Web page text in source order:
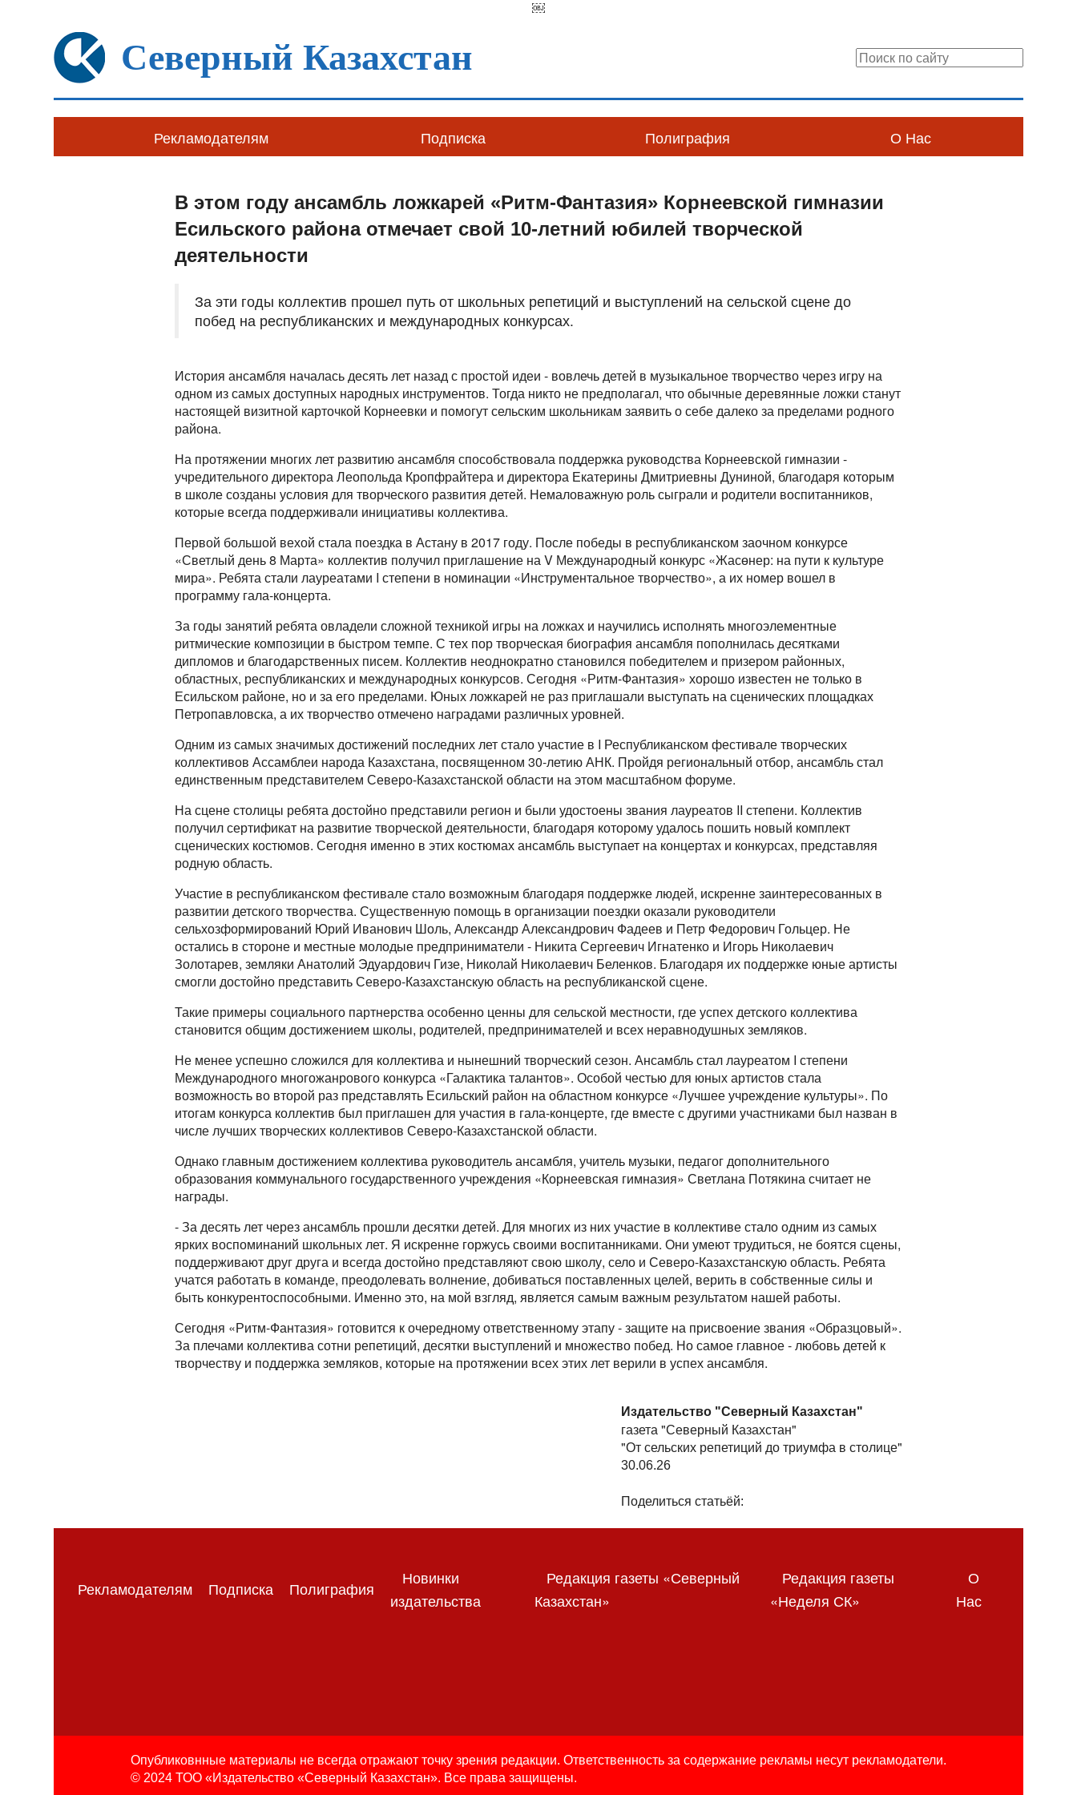
￼
Северный Казахстан
Рекламодателям Подписка Полиграфия О Нас
В этом году ансамбль ложкарей «Ритм-Фантазия» Корнеевской гимназии
Есильского района отмечает свой 10-летний юбилей творческой
деятельности
За эти годы коллектив прошел путь от школьных репетиций и выступлений на сельской сцене до
побед на республиканских и международных конкурсах.
История ансамбля началась десять лет назад с простой идеи - вовлечь детей в музыкальное творчество через игру на
одном из самых доступных народных инструментов. Тогда никто не предполагал, что обычные деревянные ложки станут
настоящей визитной карточкой Корнеевки и помогут сельским школьникам заявить о себе далеко за пределами родного
района.
На протяжении многих лет развитию ансамбля способствовала поддержка руководства Корнеевской гимназии -
учредительного директора Леопольда Кропфрайтера и директора Екатерины Дмитриевны Дуниной, благодаря которым
в школе созданы условия для творческого развития детей. Немаловажную роль сыграли и родители воспитанников,
которые всегда поддерживали инициативы коллектива.
Первой большой вехой стала поездка в Астану в 2017 году. После победы в республиканском заочном конкурсе
«Светлый день 8 Марта» коллектив получил приглашение на V Международный конкурс «Жасөнер: на пути к культуре
мира». Ребята стали лауреатами I степени в номинации «Инструментальное творчество», а их номер вошел в
программу гала-концерта.
За годы занятий ребята овладели сложной техникой игры на ложках и научились исполнять многоэлементные
ритмические композиции в быстром темпе. С тех пор творческая биография ансамбля пополнилась десятками
дипломов и благодарственных писем. Коллектив неоднократно становился победителем и призером районных,
областных, республиканских и международных конкурсов. Сегодня «Ритм-Фантазия» хорошо известен не только в
Есильском районе, но и за его пределами. Юных ложкарей не раз приглашали выступать на сценических площадках
Петропавловска, а их творчество отмечено наградами различных уровней.
Одним из самых значимых достижений последних лет стало участие в I Республиканском фестивале творческих
коллективов Ассамблеи народа Казахстана, посвященном 30-летию АНК. Пройдя региональный отбор, ансамбль стал
единственным представителем Северо-Казахстанской области на этом масштабном форуме.
На сцене столицы ребята достойно представили регион и были удостоены звания лауреатов II степени. Коллектив
получил сертификат на развитие творческой деятельности, благодаря которому удалось пошить новый комплект
сценических костюмов. Сегодня именно в этих костюмах ансамбль выступает на концертах и конкурсах, представляя
родную область.
Участие в республиканском фестивале стало возможным благодаря поддержке людей, искренне заинтересованных в
развитии детского творчества. Существенную помощь в организации поездки оказали руководители
сельхозформирований Юрий Иванович Шоль, Александр Александрович Фадеев и Петр Федорович Гольцер. Не
остались в стороне и местные молодые предприниматели - Никита Сергеевич Игнатенко и Игорь Николаевич
Золотарев, земляки Анатолий Эдуардович Гизе, Николай Николаевич Беленков. Благодаря их поддержке юные артисты
смогли достойно представить Северо-Казахстанскую область на республиканской сцене.
Такие примеры социального партнерства особенно ценны для сельской местности, где успех детского коллектива
становится общим достижением школы, родителей, предпринимателей и всех неравнодушных земляков.
Не менее успешно сложился для коллектива и нынешний творческий сезон. Ансамбль стал лауреатом I степени
Международного многожанрового конкурса «Галактика талантов». Особой честью для юных артистов стала
возможность во второй раз представлять Есильский район на областном конкурсе «Лучшее учреждение культуры». По
итогам конкурса коллектив был приглашен для участия в гала-концерте, где вместе с другими участниками был назван в
числе лучших творческих коллективов Северо-Казахстанской области.
Однако главным достижением коллектива руководитель ансамбля, учитель музыки, педагог дополнительного
образования коммунального государственного учреждения «Корнеевская гимназия» Светлана Потякина считает не
награды.
- За десять лет через ансамбль прошли десятки детей. Для многих из них участие в коллективе стало одним из самых
ярких воспоминаний школьных лет. Я искренне горжусь своими воспитанниками. Они умеют трудиться, не боятся сцены,
поддерживают друг друга и всегда достойно представляют свою школу, село и Северо-Казахстанскую область. Ребята
учатся работать в команде, преодолевать волнение, добиваться поставленных целей, верить в собственные силы и
быть конкурентоспособными. Именно это, на мой взгляд, является самым важным результатом нашей работы.
Сегодня «Ритм-Фантазия» готовится к очередному ответственному этапу - защите на присвоение звания «Образцовый».
За плечами коллектива сотни репетиций, десятки выступлений и множество побед. Но самое главное - любовь детей к
творчеству и поддержка земляков, которые на протяжении всех этих лет верили в успех ансамбля.
Издательство "Северный Казахстан"
газета "Северный Казахстан"
"От сельских репетиций до триумфа в столице"
30.06.26
Поделиться статьёй:
Рекламодателям Подписка Полиграфия
Новинки
издательства
Редакция газеты «Северный
Казахстан»
Редакция газеты
«Неделя СК»
О
Нас
Опубликовнные материалы не всегда отражают точку зрения редакции. Ответственность за содержание рекламы несут рекламодатели.
© 2024 ТОО «Издательство «Северный Казахстан». Все права защищены.